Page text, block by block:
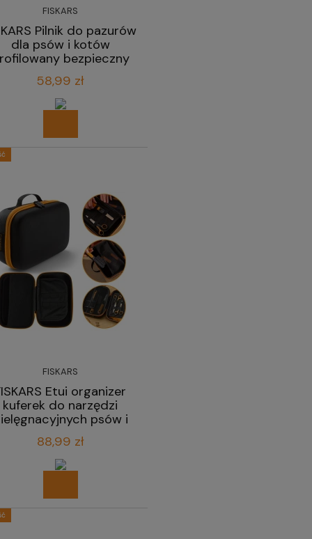
FISKARS
Pilnik do pazurów
dla psów i kotów
bezpieczny
18,3 cm
58,99 zł
FISKARS
Etui organizer
kuferek do narzędzi
psów i
88,99 zł